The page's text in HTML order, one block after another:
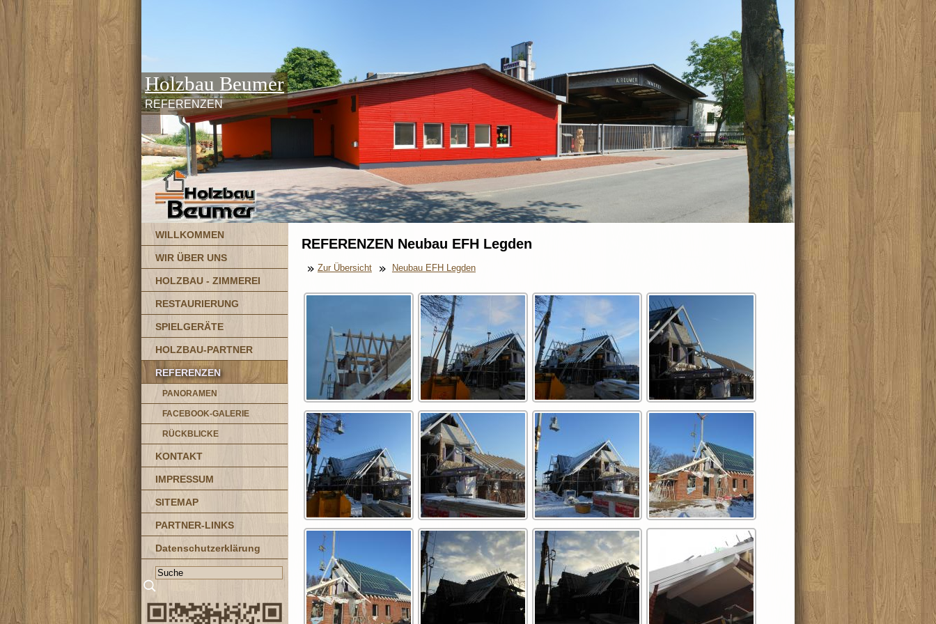
Holzbau Beumer
REFERENZEN
WILLKOMMEN
WIR ÜBER UNS
HOLZBAU - ZIMMEREI
RESTAURIERUNG
SPIELGERÄTE
HOLZBAU-PARTNER
REFERENZEN
PANORAMEN
FACEBOOK-GALERIE
RÜCKBLICKE
KONTAKT
IMPRESSUM
SITEMAP
PARTNER-LINKS
Datenschutzerklärung
REFERENZEN Neubau EFH Legden
Zur Übersicht Neubau EFH Legden